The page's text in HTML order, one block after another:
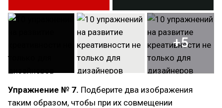
+5
Упражнение № 7. Подберите два изображения
таким образом, чтобы при их совмещении